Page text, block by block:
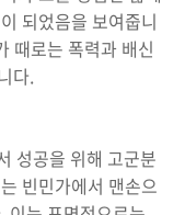
되었음을 보여줍니
때로는 폭력과 배신
다.
성공을 위해 고군분
빈민가에서 맨손으